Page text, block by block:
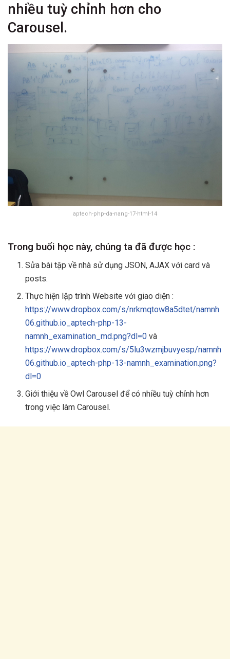
nhiều tuỳ chỉnh hơn cho
Carousel.
aptech-php-da-nang-17-html-14
Trong buổi học này, chúng ta đã được học :
Sửa bài tập về nhà sử dụng JSON, AJAX với card và
posts.
Thực hiện lập trình Website với giao diện :
https://www.dropbox.com/s/nrkmqtow8a5dtet/namnh
06.github.io_aptech-php-13-
namnh_examination_md.png?dl=0 và
https://www.dropbox.com/s/5lu3wzmjbuvyesp/namnh
06.github.io_aptech-php-13-namnh_examination.png?
dl=0
Giới thiệu về Owl Carousel để có nhiều tuỳ chỉnh hơn
trong việc làm Carousel.